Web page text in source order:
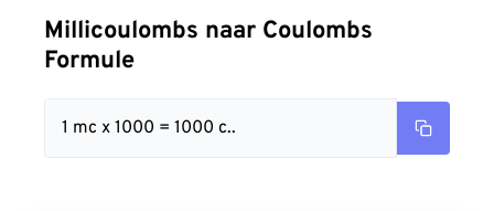
Millicoulombs naar Coulombs
Formule
1 mc x 1000 = 1000 c..